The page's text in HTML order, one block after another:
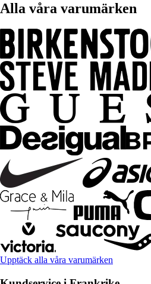
Alla våra varumärken
Upptäck alla våra varumärken